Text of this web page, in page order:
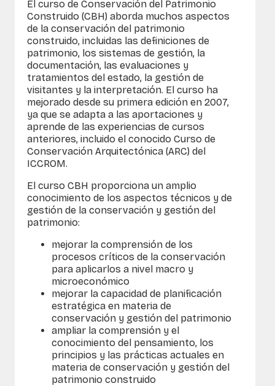
El curso de Conservación del Patrimonio
Construido (CBH) aborda muchos aspectos
de la conservación del patrimonio
construido, incluidas las definiciones de
patrimonio, los sistemas de gestión, la
documentación, las evaluaciones y
tratamientos del estado, la gestión de
visitantes y la interpretación. El curso ha
mejorado desde su primera edición en 2007,
ya que se adapta a las aportaciones y
aprende de las experiencias de cursos
anteriores, incluido el conocido Curso de
Conservación Arquitectónica (ARC) del
ICCROM.
El curso CBH proporciona un amplio
conocimiento de los aspectos técnicos y de
gestión de la conservación y gestión del
patrimonio:
mejorar la comprensión de los
procesos críticos de la conservación
para aplicarlos a nivel macro y
microeconómico
mejorar la capacidad de planificación
estratégica en materia de
conservación y gestión del patrimonio
ampliar la comprensión y el
conocimiento del pensamiento, los
principios y las prácticas actuales en
materia de conservación y gestión del
patrimonio construido